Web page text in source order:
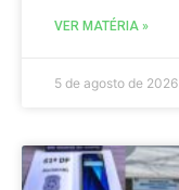
VER MATÉRIA »
5 de agosto de 2026